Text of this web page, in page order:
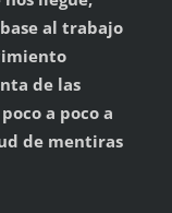
al trabajo
de las
a poco a
de mentiras